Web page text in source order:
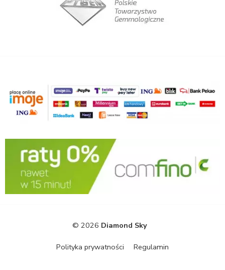
© 2026 Diamond Sky
Polityka prywatności Regulamin